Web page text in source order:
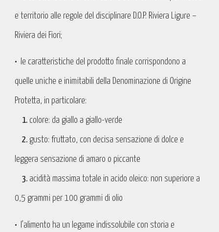
e territorio alle regole del disciplinare D.O.P. Riviera Ligure –
Riviera dei Fiori;
• le caratteristiche del prodotto finale corrispondono a
quelle uniche e inimitabili della Denominazione di Origine
Protetta, in particolare:
1. colore: da giallo a giallo-verde
2. gusto: fruttato, con decisa sensazione di dolce e
leggera sensazione di amaro o piccante
3. acidità massima totale in acido oleico: non superiore a
0,5 grammi per 100 grammi di olio
• l’alimento ha un legame indissolubile con storia e